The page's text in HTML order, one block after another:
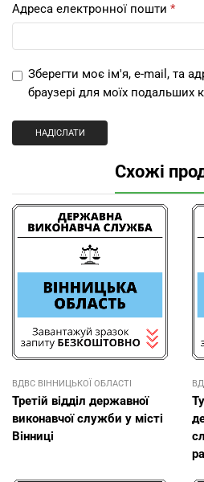
Адреса електронної пошти *
Зберегти моє ім'я, e-mail, та
браузері для моїх подальших
Схожі
ВДВС ВІННИЦЬКОЇ ОБЛАСТІ
Третій відділ державної
виконавчої служби у місті
Вінниці